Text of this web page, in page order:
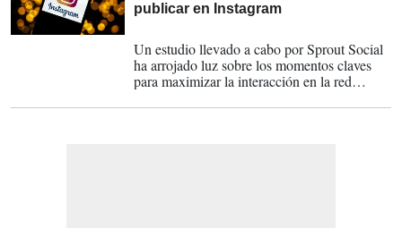
publicar en Instagram
Un estudio llevado a cabo por Sprout Social
ha arrojado luz sobre los momentos claves
para maximizar la interacción en la red